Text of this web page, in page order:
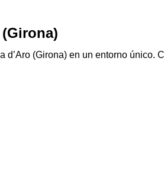
(Girona) en un entorno